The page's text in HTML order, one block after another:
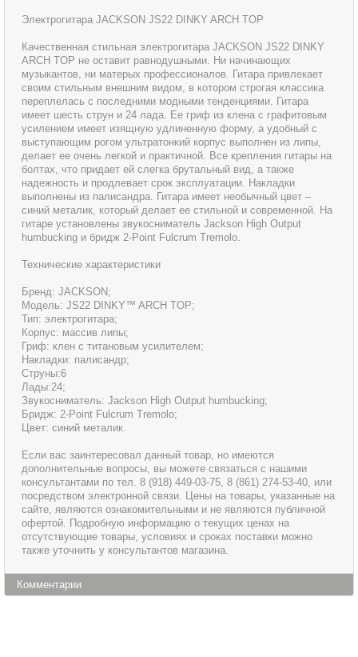
Электрогитара JACKSON JS22 DINKY ARCH TOP
Качественная стильная электрогитара JACKSON JS22 DINKY
ARCH TOP не оставит равнодушными. Ни начинающих
музыкантов, ни матерых профессионалов. Гитара привлекает
своим стильным внешним видом, в котором строгая классика
переплелась с последними модными тенденциями. Гитара
имеет шесть струн и 24 лада. Ее гриф из клена с графитовым
усилением имеет изящную удлиненную форму, а удобный с
выступающим рогом ультратонкий корпус выполнен из липы,
делает ее очень легкой и практичной. Все крепления гитары на
болтах, что придает ей слегка брутальный вид, а также
надежность и продлевает срок эксплуатации. Накладки
выполнены из палисандра. Гитара имеет необычный цвет –
синий металик, который делает ее стильной и современной. На
гитаре установлены звукосниматель Jackson High Output
humbucking и бридж 2-Point Fulcrum Tremolo.
Технические характеристики
Бренд: JACKSON;
Модель: JS22 DINKY™ ARCH TOP;
Тип: электрогитара;
Корпус: массив липы;
Гриф: клен с титановым усилителем;
Накладки: палисандр;
Струны:6
Лады:24;
Звукосниматель: Jackson High Output humbucking;
Бридж: 2-Point Fulcrum Tremolo;
Цвет: синий металик.
Если вас заинтересовал данный товар, но имеются
дополнительные вопросы, вы можете связаться с нашими
консультантами по тел. 8 (918) 449-03-75, 8 (861) 274-53-40, или
посредством электронной связи. Цены на товары, указанные на
сайте, являются ознакомительными и не являются публичной
офертой. Подробную информацию о текущих ценах на
отсутствующие товары, условиях и сроках поставки можно
также уточнить у консультантов магазина.
Комментарии